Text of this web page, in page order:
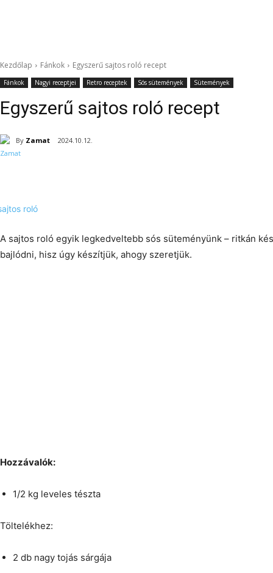
Kezdőlap Fánkok Egyszerű sajtos roló recept
Fánkok Nagyi receptjei Retro receptek Sós sütemények Sütemények
Egyszerű sajtos roló recept
By Zamat 2024.10.12.
A sajtos roló egyik legkedveltebb sós süteményünk – ritkán
bajlódni, hisz úgy készítjük, ahogy szeretjük.
Hozzávalók:
1/2 kg leveles tészta
Töltelékhez:
2 db nagy tojás sárgája